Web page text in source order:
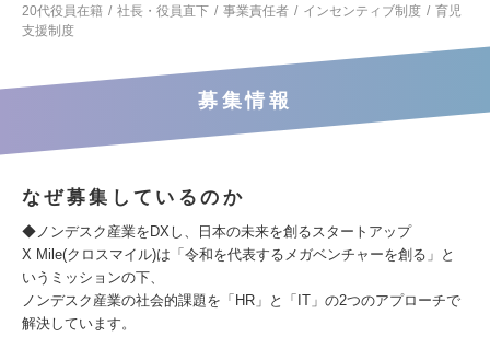
20代役員在籍
社長・役員直下 事業責任者 インセンティブ制度
育児
支援制度
募集情報
なぜ募集しているのか
◆ノンデスク産業をDXし、日本の未来を創るスタートアップ
X Mile(クロスマイル)は「令和を代表するメガベンチャーを創る」と
いうミッションの下、
ノンデスク産業の社会的課題を「HR」と「IT」の2つのアプローチで
解決しています。